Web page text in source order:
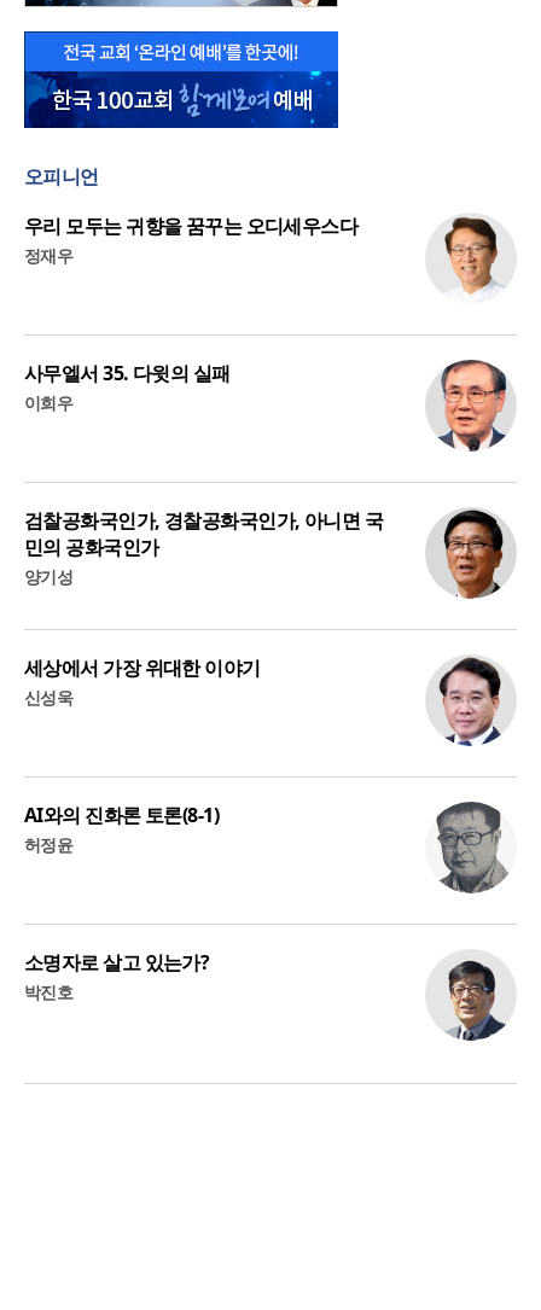
오피니언
우리 모두는 귀향을 꿈꾸는 오디세우스다
정재우
사무엘서 35. 다윗의 실패
이희우
검찰공화국인가, 경찰공화국인가, 아니면 국
민의 공화국인가
양기성
세상에서 가장 위대한 이야기
신성욱
AI와의 진화론 토론(8-1)
허정윤
소명자로 살고 있는가?
박진호